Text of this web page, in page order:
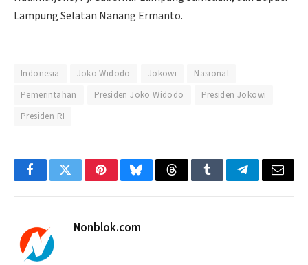
Lampung Selatan Nanang Ermanto.
Indonesia Joko Widodo Jokowi
Nasional
Pemerintahan
Presiden Joko Widodo
Presiden Jokowi
Presiden RI
FacebookTwitterPinterestBlueskyThreadsTumblrTelegramEmail
Nonblok.com